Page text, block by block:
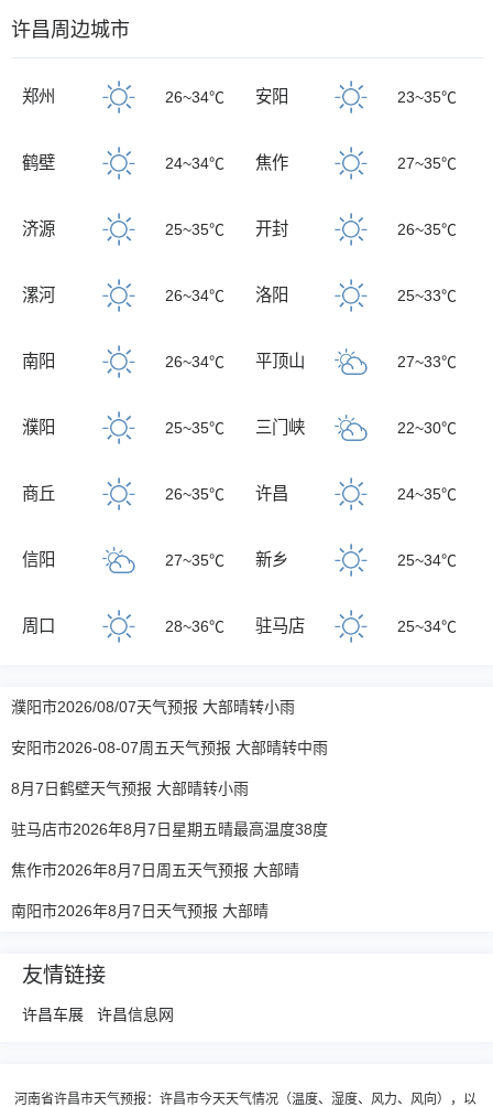
许昌周边城市
郑州 26~34℃ 安阳 23~35℃
鹤壁 24~34℃ 焦作 27~35℃
济源 25~35℃ 开封 26~35℃
漯河 26~34℃ 洛阳 25~33℃
南阳 26~34℃ 平顶山 27~33℃
濮阳 25~35℃ 三门峡 22~30℃
商丘 26~35℃ 许昌 24~35℃
信阳 27~35℃ 新乡 25~34℃
周口 28~36℃ 驻马店 25~34℃
濮阳市2026/08/07天气预报 大部晴转小雨
安阳市2026-08-07周五天气预报 大部晴转中雨
8月7日鹤壁天气预报 大部晴转小雨
驻马店市2026年8月7日星期五晴最高温度38度
焦作市2026年8月7日周五天气预报 大部晴
南阳市2026年8月7日天气预报 大部晴
友情链接
许昌车展 许昌信息网
河南省许昌市天气预报：许昌市今天天气情况（温度、湿度、风力、风向），以